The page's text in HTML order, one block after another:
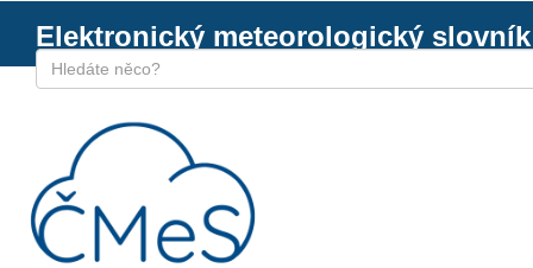
Elektronický meteorologický slovník